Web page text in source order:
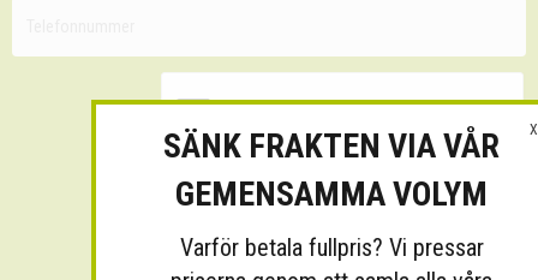
Skicka
X
SÄNK FRAKTEN VIA VÅR
GEMENSAMMA VOLYM
Varför betala fullpris? Vi pressar